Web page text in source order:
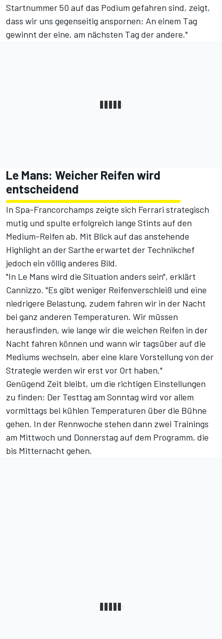
Startnummer 50 auf das Podium gefahren sind, zeigt,
dass wir uns gegenseitig anspornen: An einem Tag
gewinnt der eine, am nächsten Tag der andere."
Le Mans: Weicher Reifen wird
entscheidend
In Spa-Francorchamps zeigte sich Ferrari strategisch
mutig und spulte erfolgreich lange Stints auf den
Medium-Reifen ab. Mit Blick auf das anstehende
Highlight an der Sarthe erwartet der Technikchef
jedoch ein völlig anderes Bild.
"In Le Mans wird die Situation anders sein", erklärt
Cannizzo. "Es gibt weniger Reifenverschleiß und eine
niedrigere Belastung, zudem fahren wir in der Nacht
bei ganz anderen Temperaturen. Wir müssen
herausfinden, wie lange wir die weichen Reifen in der
Nacht fahren können und wann wir tagsüber auf die
Mediums wechseln, aber eine klare Vorstellung von der
Strategie werden wir erst vor Ort haben."
Genügend Zeit bleibt, um die richtigen Einstellungen
zu finden: Der Testtag am Sonntag wird vor allem
vormittags bei kühlen Temperaturen über die Bühne
gehen. In der Rennwoche stehen dann zwei Trainings
am Mittwoch und Donnerstag auf dem Programm, die
bis Mitternacht gehen.